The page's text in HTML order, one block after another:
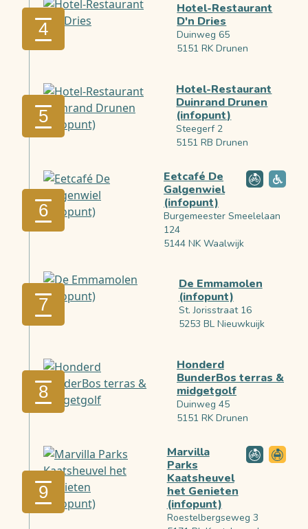
4
Hotel-Restaurant
D'n Dries
Duinweg 65
5151 RK Drunen
5
Hotel-Restaurant
Duinrand Drunen
(infopunt)
Steegerf 2
5151 RB Drunen
6
Eetcafé De
Galgenwiel
(infopunt)
Burgemeester Smeelelaan
124
5144 NK Waalwijk
7
De Emmamolen
(infopunt)
St. Jorisstraat 16
5253 BL Nieuwkuijk
8
Honderd
BunderBos terras &
midgetgolf
Duinweg 45
5151 RK Drunen
9
Marvilla
Parks
Kaatsheuvel
het Genieten
(infopunt)
Roestelbergseweg 3